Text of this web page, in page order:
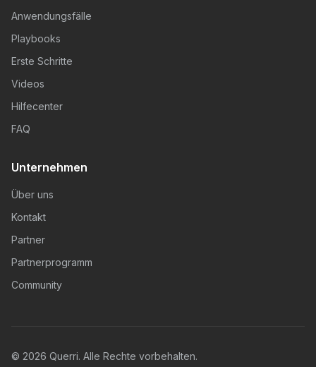
Anwendungsfälle
Playbooks
Erste Schritte
Videos
Hilfecenter
FAQ
Unternehmen
Über uns
Kontakt
Partner
Partnerprogramm
Community
© 2026 Querri. Alle Rechte vorbehalten.